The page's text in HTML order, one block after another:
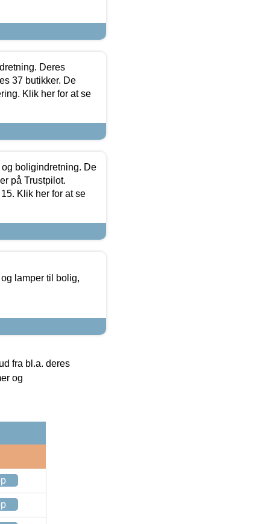
Deres
37 butikker. De
Klik her for at se
boligindretning. De
på Trustpilot.
Klik her for at se
lamper til bolig,
fra bl.a. deres
og